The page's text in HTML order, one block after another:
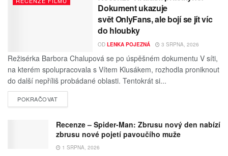
Dokument ukazuje
svět OnlyFans, ale bojí se jít víc
do hloubky
OD LENKA POJEZNÁ 3 SRPNA, 2026
Režisérka Barbora Chalupová se po úspěšném dokumentu V síti,
na kterém spolupracovala s Vítem Klusákem, rozhodla proniknout
do další nepříliš probádané oblasti. Tentokrát si...
POKRAČOVAT
Recenze – Spider-Man: Zbrusu nový den nabízí
zbrusu nové pojetí pavoučího muže
1 SRPNA, 2026